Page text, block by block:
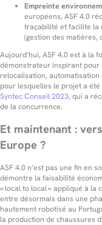
Empreinte
européens, ASF 4.0
traçabilité et facilite la
(gestion des matières,
Aujourd’hui, ASF 4.0 est à la
démonstrateur inspirant pour
relocalisation, automatisation
pour lesquelles le projet a
Syntec Conseil 2023, qui a
de la concurrence.
Et maintenant :
Europe ?
ASF 4.0 n’est pas une fin en
démontre la faisabilité
« local to local » appliqué à la
entre désormais dans une
hautement robotisé au
la production de chaussures